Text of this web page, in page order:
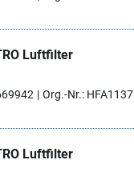
Luftfilter
Org.-Nr.: HFA1137
Luftfilter